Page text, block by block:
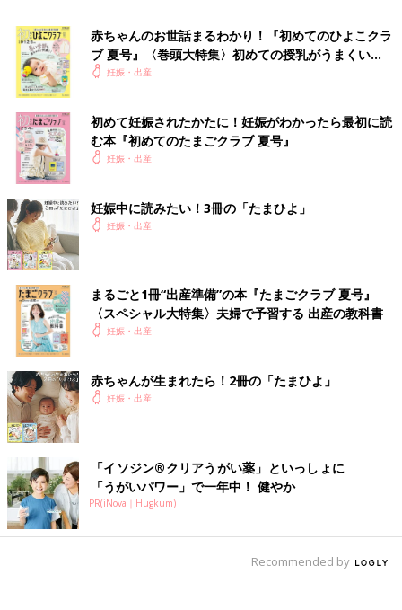
赤ちゃんのお世話まるわかり！『初めてのひよこクラ
ブ 夏号』〈巻頭大特集〉初めての授乳がうまくい
く！ おっぱい・ミルクの基本と夏のトラブル 解決テ
妊娠・出産
初めて妊娠されたかたに！妊娠がわかったら最初に読
む本『初めてのたまごクラブ 夏号』
妊娠・出産
妊娠中に読みたい！3冊の「たまひよ」
妊娠・出産
まるごと1冊“出産準備”の本『たまごクラブ 夏号』
〈スペシャル大特集〉夫婦で予習する 出産の教科書
妊娠・出産
赤ちゃんが生まれたら！2冊の「たまひよ」
妊娠・出産
「イソジン®クリアうがい薬」といっしょに
「うがいパワー」で一年中！ 健やか
PR(iNova｜Hugkum)
Recommended by